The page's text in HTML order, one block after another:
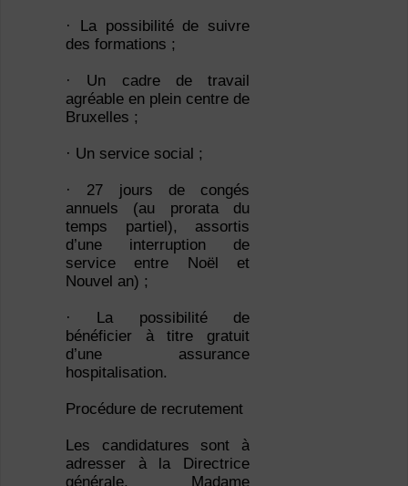
· La possibilité de suivre
des formations ;
· Un cadre de travail
agréable en plein centre de
Bruxelles ;
· Un service social ;
· 27 jours de congés
annuels (au prorata du
temps partiel), assortis
d’une interruption de
service entre Noël et
Nouvel an) ;
· La possibilité de
bénéficier à titre gratuit
d’une assurance
hospitalisation.
Procédure de recrutement
Les candidatures sont à
adresser à la Directrice
générale, Madame